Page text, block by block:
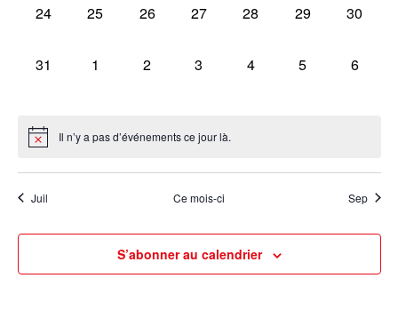
0
24
0
25
0
26
0
27
0
28
0
29
0
30
0
31
0
1
0
2
0
3
0
4
0
5
0
6
Il n’y a pas d’événements ce jour là.
Juil Ce mois-ci Sep
S’abonner au calendrier